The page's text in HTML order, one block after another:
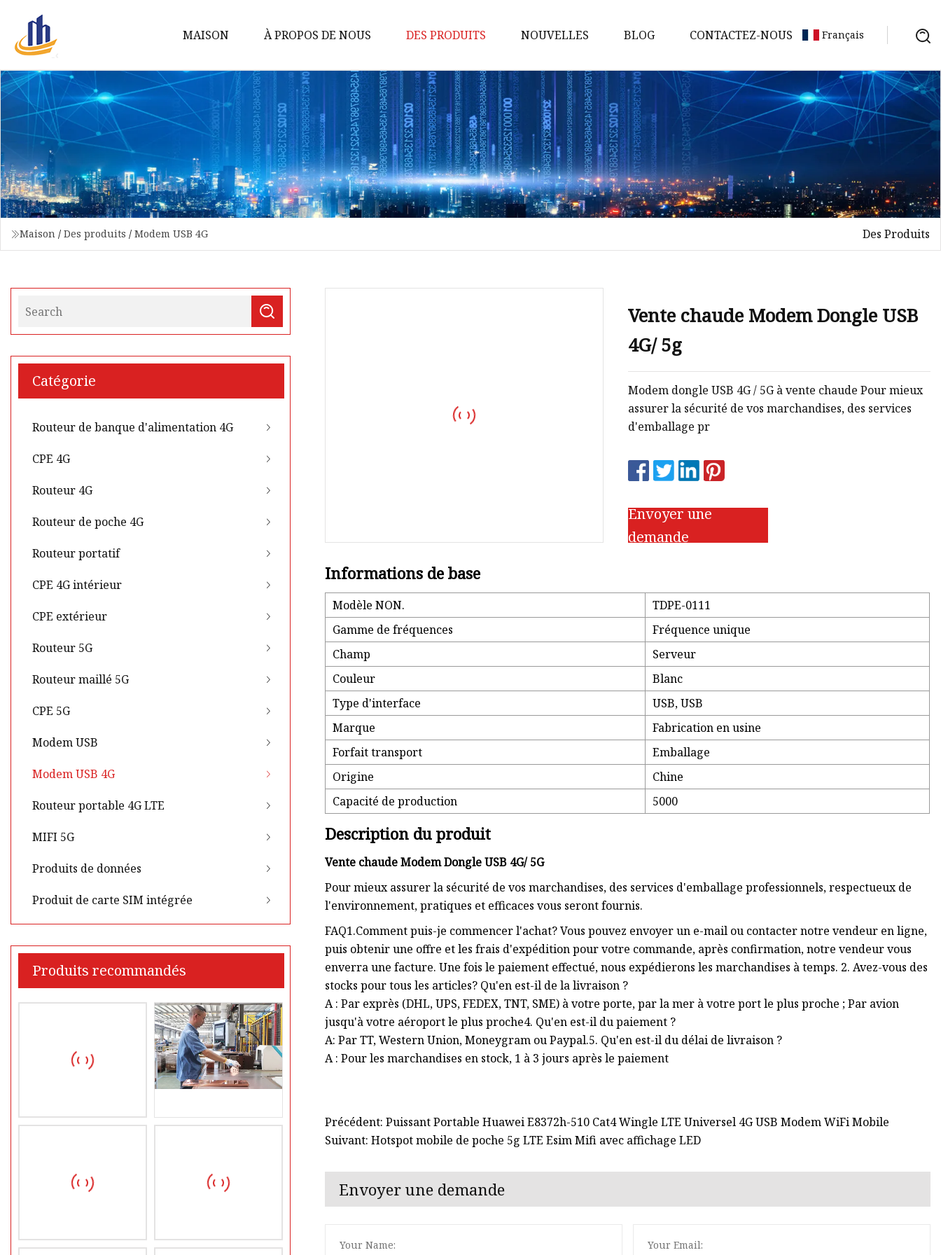
MAISON À PROPOS DE NOUS DES PRODUITS
Routeur de banque
d'alimentation 4G
CPE 4G
Routeur 4G
Routeur de poche 4G
Routeur portatif
Routeur portable 4G LTE
NOUVELLES BLOG CONTACTEZ-NOUS Français
Maison / Des produits / Modem USB 4G Des Produits
Catégorie
Routeur de banque d'alimentation 4G
CPE 4G
Routeur 4G
Routeur de poche 4G
Routeur portatif
CPE 4G intérieur
CPE extérieur
Routeur 5G
Routeur maillé 5G
CPE 5G
Modem USB
Modem USB 4G
Routeur portable 4G LTE
MIFI 5G
Produits de données
Produit de carte SIM intégrée
Produits recommandés
Vente chaude Modem Dongle USB
4G/ 5g
Modem dongle USB 4G / 5G à vente chaude Pour mieux
assurer la sécurité de vos marchandises, des services
d'emballage pr
Envoyer une
demande
Informations de base
Modèle NON.
TDPE-0111
Gamme de fréquences
Fréquence unique
Champ
Serveur
Couleur
Blanc
Type d'interface
USB, USB
Marque
Fabrication en usine
Forfait transport
Emballage
Origine
Chine
Capacité de production
5000
Description du produit
Vente chaude Modem Dongle USB 4G/ 5G
Pour mieux assurer la sécurité de vos marchandises, des services d'emballage professionnels, respectueux de
l'environnement, pratiques et efficaces vous seront fournis.
FAQ1.Comment puis-je commencer l'achat? Vous pouvez envoyer un e-mail ou contacter notre vendeur en ligne,
puis obtenir une offre et les frais d'expédition pour votre commande, après confirmation, notre vendeur vous
enverra une facture. Une fois le paiement effectué, nous expédierons les marchandises à temps. 2. Avez-vous des
stocks pour tous les articles? Qu'en est-il de la livraison ?
A : Par exprès (DHL, UPS, FEDEX, TNT, SME) à votre porte, par la mer à votre port le plus proche ; Par avion
jusqu'à votre aéroport le plus proche4. Qu'en est-il du paiement ?
A: Par TT, Western Union, Moneygram ou Paypal.5. Qu'en est-il du délai de livraison ?
A : Pour les marchandises en stock, 1 à 3 jours après le paiement
Précédent: Puissant Portable Huawei E8372h-510 Cat4 Wingle LTE Universel 4G USB Modem WiFi Mobile
Suivant: Hotspot mobile de poche 5g LTE Esim Mifi avec affichage LED
Envoyer une demande